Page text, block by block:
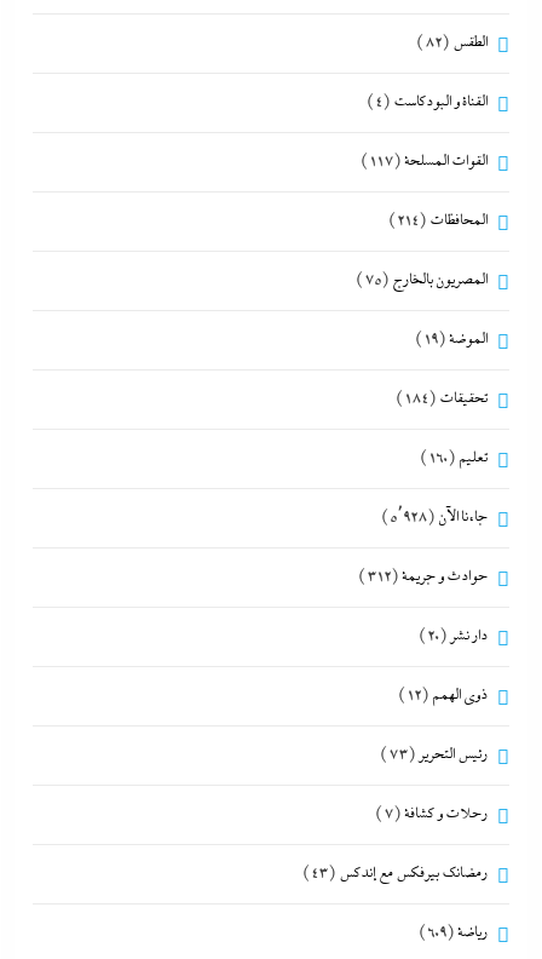
الطقس (82)
القناة و البودكاست (4)
القوات المسلحة(117)
المحافظات (214)
المصريون بالخارج (75)
الموضة(19)
تحقيقات (184)
تعليم (160)
جاءنا الآن (5٬928)
حوادث و جريمة(312)
دار نشر(20)
ذوى الهمم (12)
رئيس التحرير(73)
رحلات و كشافة(7)
رمضانك بيرفكس مع إندكس (43)
رياضة(609)